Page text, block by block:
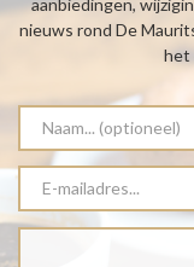
nieuws rond De
het